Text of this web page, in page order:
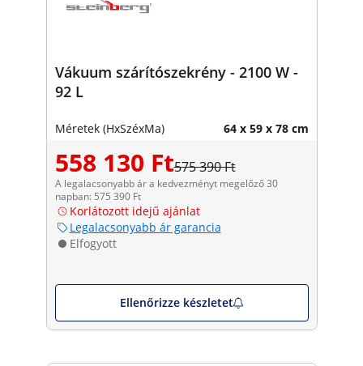
Vákuum szárítószekrény - 2100 W -
92 L
Méretek (HxSzéxMa) 64 x 59 x 78 cm
558 130 Ft575 390 Ft
A legalacsonyabb ár a kedvezményt megelőző 30
napban: 575 390 Ft
Korlátozott idejű ajánlat
Legalacsonyabb ár garancia
Elfogyott
Ellenőrizze készletet